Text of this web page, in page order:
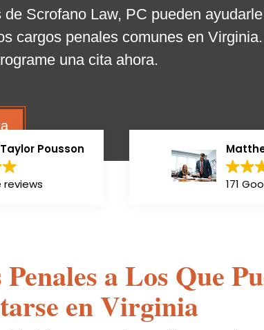
Scrofano Law, PC pueden ayudarle
cargos penales comunes en Virginia.
una cita ahora.
Pousson
reviews 171
a Los Que
en Virginia